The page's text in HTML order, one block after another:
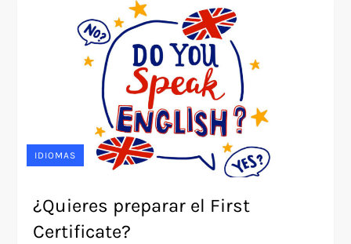
IDIOMAS
¿Quieres preparar el First
Certificate?